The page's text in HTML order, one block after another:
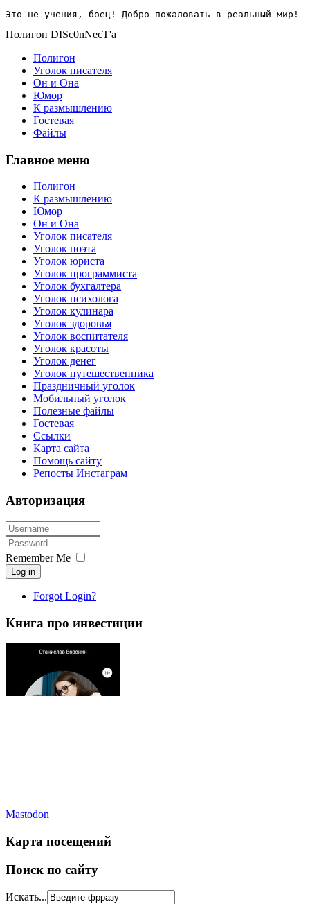
Это не учения, боец! Добро пожаловать в реальный мир!
Полигон DISc0nNecT'a
Полигон
Уголок писателя
Он и Она
Юмор
К размышлению
Гостевая
Файлы
Главное меню
Полигон
К размышлению
Юмор
Он и Она
Уголок писателя
Уголок поэта
Уголок юриста
Уголок программиста
Уголок бухгалтера
Уголок психолога
Уголок кулинара
Уголок здоровья
Уголок воспитателя
Уголок красоты
Уголок денег
Уголок путешественника
Праздничный уголок
Мобильный уголок
Полезные файлы
Гостевая
Ссылки
Карта сайта
Помощь сайту
Репосты Инстаграм
Авторизация
Remember Me
Log in
Forgot Login?
Книга про инвестиции
Mastodon
Карта посещений
Поиск по сайту
Искать...